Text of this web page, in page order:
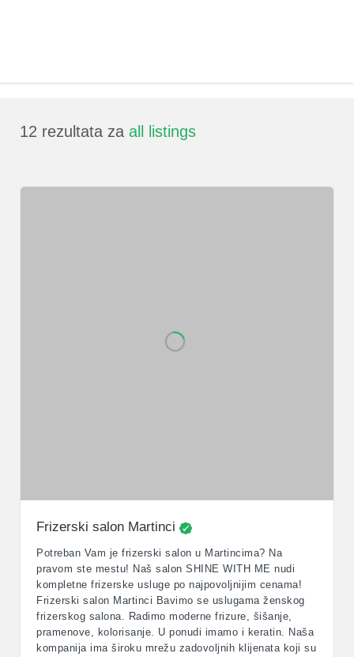
12 rezultata za all listings
Frizerski salon Martinci
Potreban Vam je frizerski salon u Martincima? Na
pravom ste mestu! Naš salon SHINE WITH ME nudi
kompletne frizerske usluge po najpovoljnijim cenama!
Frizerski salon Martinci Bavimo se uslugama ženskog
frizerskog salona. Radimo moderne frizure, šišanje,
pramenove, kolorisanje. U ponudi imamo i keratin. Naša
kompanija ima široku mrežu zadovoljnih klijenata koji su